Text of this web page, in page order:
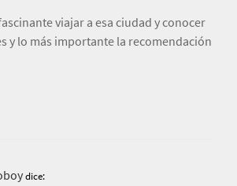
viajar a esa ciudad y conocer
y lo más importante la recomendación
dice: